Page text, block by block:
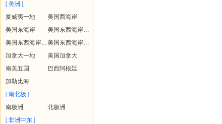
[ 美洲 ]
夏威夷一地
美国西海岸
美国东海岸
美国东西海岸+夏威夷
美国东西海岸+黄石
美国东西海岸+夏威夷+黄石
加拿大一地
美国加拿大
南美五国
巴西阿根廷
加勒比海
[ 南北极 ]
南极洲
北极洲
[ 非洲中东 ]